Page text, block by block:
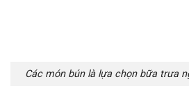
Các món bún là lựa chọn bữa trưa